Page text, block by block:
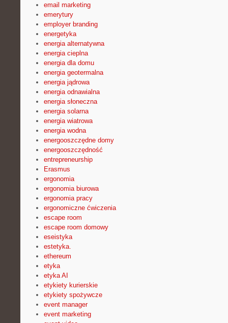
email marketing
emerytury
employer branding
energetyka
energia alternatywna
energia cieplna
energia dla domu
energia geotermalna
energia jądrowa
energia odnawialna
energia słoneczna
energia solarna
energia wiatrowa
energia wodna
energooszczędne domy
energooszczędność
entrepreneurship
Erasmus
ergonomia
ergonomia biurowa
ergonomia pracy
ergonomiczne ćwiczenia
escape room
escape room domowy
eseistyka
estetyka.
ethereum
etyka
etyka AI
etykiety kurierskie
etykiety spożywcze
event manager
event marketing